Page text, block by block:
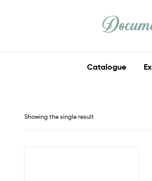
Anciens
Catalogue
Showing the single result